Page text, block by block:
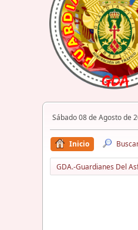
Sábado 08 de Agosto de
Inicio
GDA.-Guardianes Del